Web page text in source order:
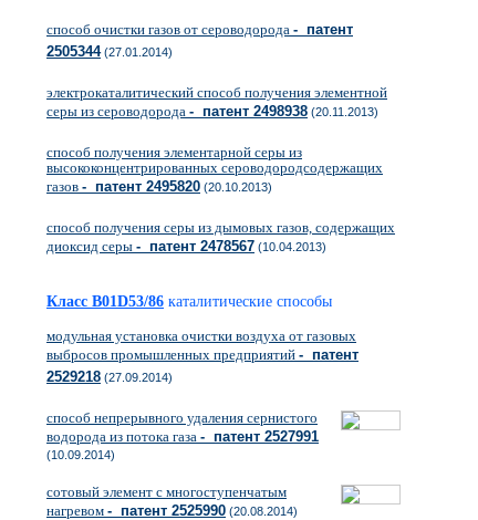
способ очистки газов от сероводорода - патент
2505344(27.01.2014)
электрокаталитический способ получения элементной
серы из сероводорода - патент 2498938 (20.11.2013)
способ получения элементарной серы из
высококонцентрированных сероводородсодержащих
газов - патент 2495820 (20.10.2013)
способ получения серы из дымовых газов, содержащих
диоксид серы - патент 2478567 (10.04.2013)
Класс B01D53/86 каталитические способы
модульная установка очистки воздуха от газовых
выбросов промышленных предприятий - патент
2529218 (27.09.2014)
способ непрерывного удаления сернистого
водорода из потока газа - патент 2527991
(10.09.2014)
сотовый элемент с многоступенчатым
нагревом - патент 2525990 (20.08.2014)